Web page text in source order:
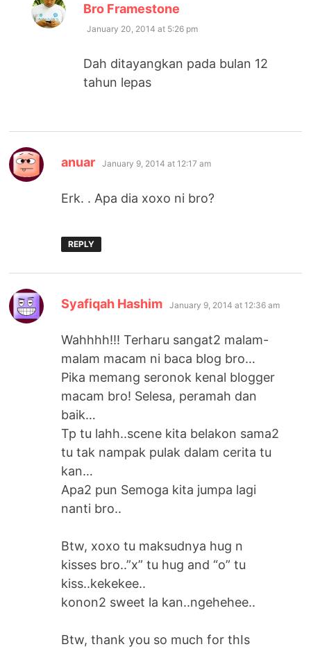
Bro Framestone
January 20, 2014 at 5:26 pm
Dah ditayangkan pada bulan 12
tahun lepas
anuar says:
January 9, 2014 at 12:17 am
Erk. . Apa dia xoxo ni bro?
REPLY
Syafiqah Hashim says:
January 9, 2014 at 12:36 am
Wahhhh!!! Terharu sangat2 malam-
malam macam ni baca blog bro…
Pika memang seronok kenal blogger
macam bro! Selesa, peramah dan
baik…
Tp tu lahh..scene kita belakon sama2
tu tak nampak pulak dalam cerita tu
kan…
Apa2 pun Semoga kita jumpa lagi
nanti bro..
Btw, xoxo tu maksudnya hug n
kisses bro..”x” tu hug and “o” tu
kiss..kekekee..
konon2 sweet la kan..ngehehee..
Btw, thank you so much for thIs